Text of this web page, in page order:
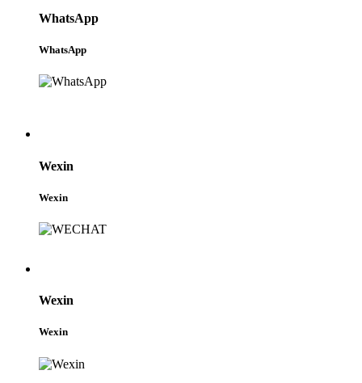
WhatsApp
WhatsApp
Wexin
Wexin
Wexin
Wexin